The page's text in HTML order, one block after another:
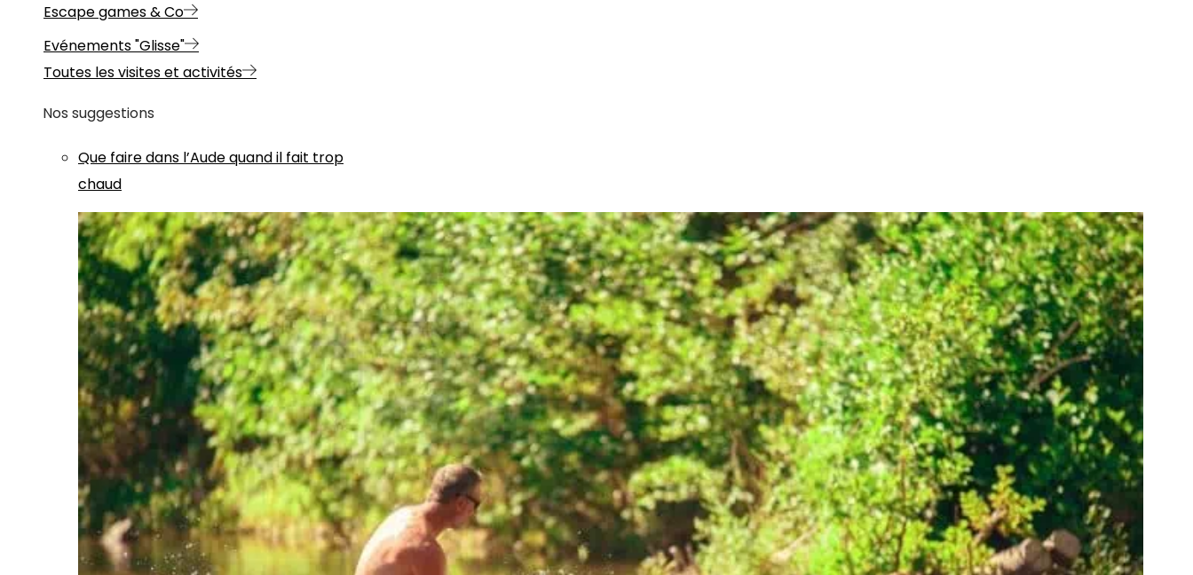
Escape games & Co
Evénements "Glisse"
Toutes les visites et activités
Nos suggestions
Que faire dans l’Aude quand il fait trop
chaud